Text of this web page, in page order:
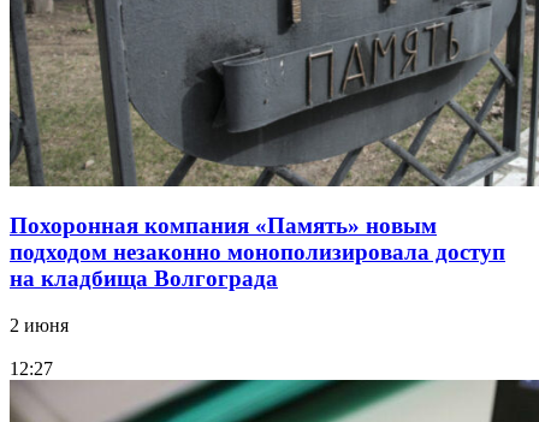
Похоронная компания «Память» новым
подходом незаконно монополизировала доступ
на кладбища Волгограда
2 июня
12:27